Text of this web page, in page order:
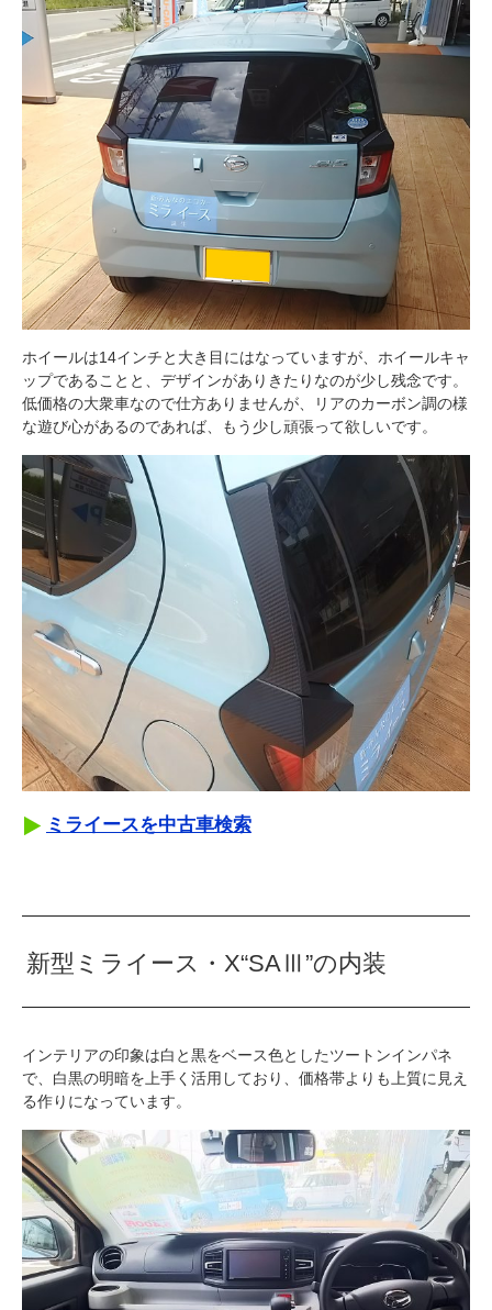
ホイールは14インチと大き目にはなっていますが、ホイールキャ
ップであることと、デザインがありきたりなのが少し残念です。
低価格の大衆車なので仕方ありませんが、リアのカーボン調の様
な遊び心があるのであれば、もう少し頑張って欲しいです。
ミライースを中古車検索
新型ミライース・X“SAⅢ”の内装
インテリアの印象は白と黒をベース色としたツートンインパネ
で、白黒の明暗を上手く活用しており、価格帯よりも上質に見え
る作りになっています。